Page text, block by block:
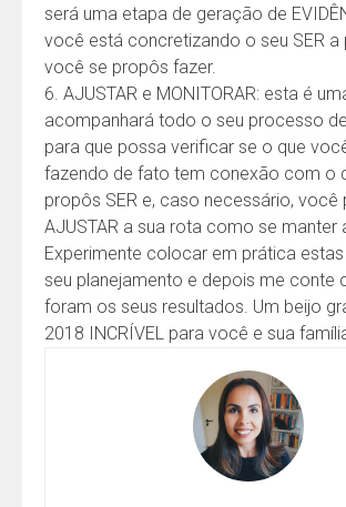
será uma etapa de geração de
você está concretizando o seu SER a
você se propôs fazer.
6. AJUSTAR e MONITORAR: esta é
acompanhará todo o seu processo
para que possa verificar se o que
fazendo de fato tem conexão com o
propôs SER e, caso necessário, você
AJUSTAR a sua rota como se manter
Experimente colocar em prática
seu planejamento e depois me conte
foram os seus resultados. Um beijo
2018 INCRÍVEL para você e sua